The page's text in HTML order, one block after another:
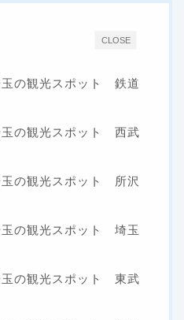
CLOSE
玉の観光スポット 鉄道
玉の観光スポット 西武
玉の観光スポット 所沢
玉の観光スポット 埼玉
玉の観光スポット 東武